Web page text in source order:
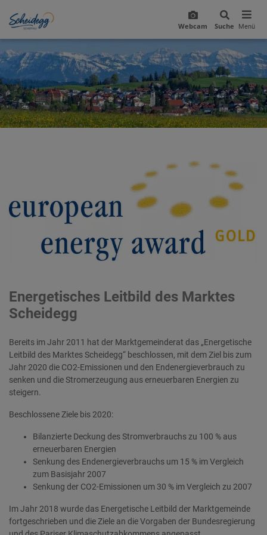
Webcam Suche Menü
Energetisches Leitbild des Marktes
Scheidegg
Bereits im Jahr 2011 hat der Marktgemeinderat das „Energetische
Leitbild des Marktes Scheidegg“ beschlossen, mit dem Ziel bis zum
Jahr 2020 die CO2-Emissionen und den Endenergieverbrauch zu
senken und die Stromerzeugung aus erneuerbaren Energien zu
steigern.
Beschlossene Ziele bis 2020:
Bilanzierte Deckung des Stromverbrauchs zu 100 % aus
erneuerbaren Energien
Senkung des Endenergieverbrauchs um 15 % im Vergleich
zum Basisjahr 2007
Senkung der CO2-Emissionen um 30 % im Vergleich zu 2007
Im Jahr 2018 wurde das Energetische Leitbild der Marktgemeinde
fortgeschrieben und die Ziele an die Vorgaben der Bundesregierung